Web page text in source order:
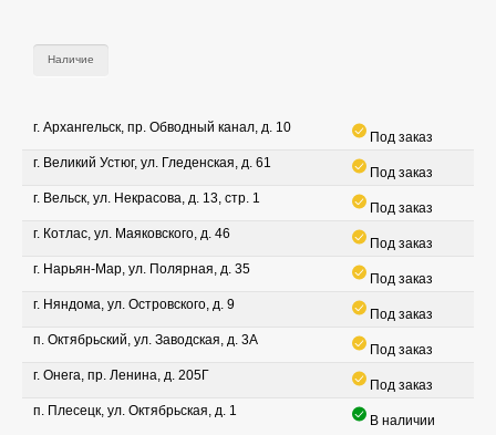
Наличие
г. Архангельск, пр. Обводный канал, д. 10
Под заказ
г. Великий Устюг, ул. Гледенская, д. 61
Под заказ
г. Вельск, ул. Некрасова, д. 13, стр. 1
Под заказ
г. Котлас, ул. Маяковского, д. 46
Под заказ
г. Нарьян-Мар, ул. Полярная, д. 35
Под заказ
г. Няндома, ул. Островского, д. 9
Под заказ
п. Октябрьский, ул. Заводская, д. 3А
Под заказ
г. Онега, пр. Ленина, д. 205Г
Под заказ
п. Плесецк, ул. Октябрьская, д. 1
В наличии